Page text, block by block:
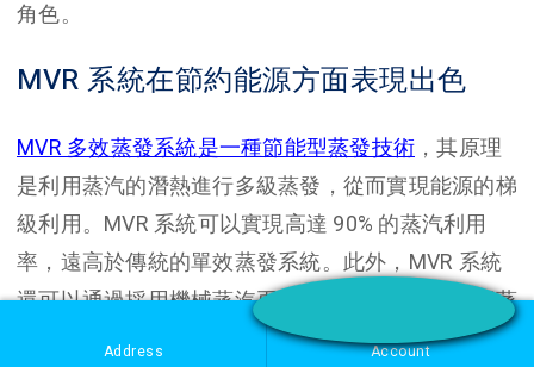
Address Account
角色。
MVR 系統在節約能源方面表現出色
MVR 多效蒸發系統是一種節能型蒸發技術 ，其原理
是利用蒸汽的潛熱進行多級蒸發，從而實現能源的梯
級利用。MVR 系統可以實現高達 90% 的蒸汽利用
率，遠高於傳統的單效蒸發系統。此外，MVR 系統
還可以通過採用機械蒸汽再壓縮技術，進一步提高蒸
汽的利用率，從而實現更高的節能效果。